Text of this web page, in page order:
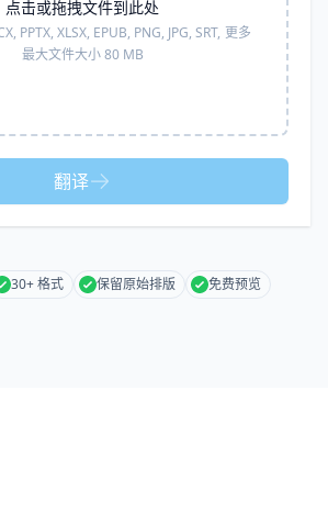
点击或拖拽文件到此处
PPTX, XLSX, EPUB, PNG, JPG, SRT, 更多
最大文件大小 80 MB
翻译
30+ 格式 保留原始排版 免费预览